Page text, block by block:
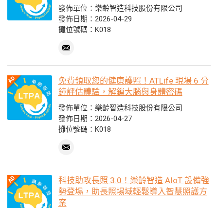
發佈單位：樂齡智造科技股份有限公司
發佈日期：2026-04-29
攤位號碼：K018
免費領取您的健康護照！ATLife 現場 6 分
鐘評估體驗，解鎖大腦與身體密碼
發佈單位：樂齡智造科技股份有限公司
發佈日期：2026-04-27
攤位號碼：K018
科技助攻長照 3.0！樂齡智造 AIoT 設備強
勢登場，助長照場域輕鬆導入智慧照護方
案